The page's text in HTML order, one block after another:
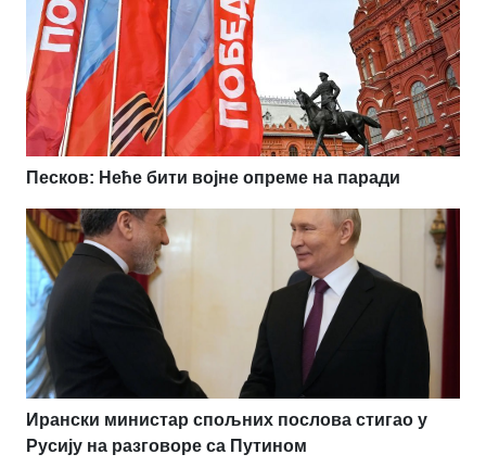
Песков: Неће бити војне опреме на паради
Ирански министар спољних послова стигао у
Русију на разговоре са Путином